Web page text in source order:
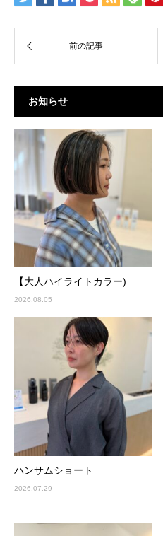
お知らせ
【大人ハイライトカラー)
2026.08.05
ハンサムショート
2026.07.29